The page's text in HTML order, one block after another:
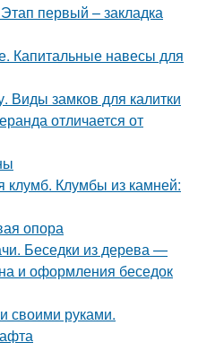
первый – закладка
Капитальные навесы для
Виды замков для калитки
отличается от
клумб. Клумбы из камней:
опора
Беседки из дерева —
и оформления беседок
своими руками.